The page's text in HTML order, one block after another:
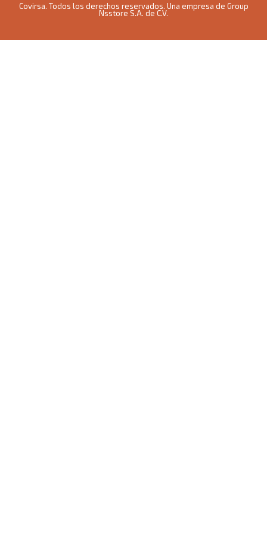
Covirsa. Todos los derechos reservados. Una empresa de Group
Nsstore S.A. de C.V.